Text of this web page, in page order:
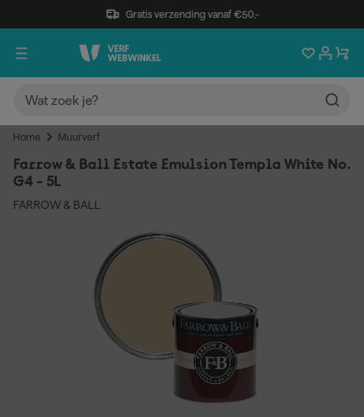
Gratis verzending vanaf €50,-
Home Muurverf
Farrow & Ball Estate Emulsion Templa White No.
G4 - 5L
FARROW & BALL